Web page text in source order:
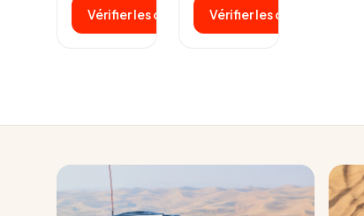
dunes de
Big Red,
Vérifier les disponibilités
complète :
deux heures
Vérifier les disponibilités